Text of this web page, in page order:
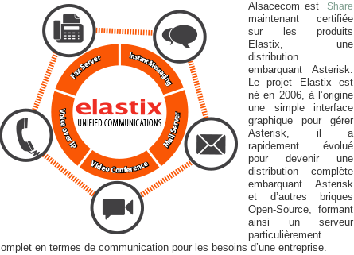
Share
Alsacecom est
maintenant certifiée
sur les produits
Elastix, une
distribution
embarquant Asterisk.
Le projet Elastix est
né en 2006, à l’origine
une simple interface
graphique pour gérer
Asterisk, il a
rapidement évolué
pour devenir une
distribution complète
embarquant Asterisk
et d’autres briques
Open-Source, formant
ainsi un serveur
particulièrement
en termes de communication pour les besoins d’une entreprise.